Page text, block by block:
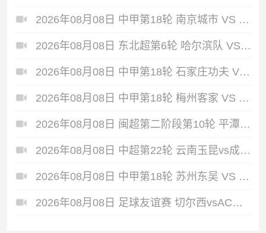
2026年08月08日 中甲第18轮 南京城市 VS 南通支云 全场录像
2026年08月08日 东北超第6轮 哈尔滨队 VS 通辽队 全场录像
2026年08月08日 中甲第18轮 石家庄功夫 VS 陕西联合 全场录像
2026年08月08日 中甲第18轮 梅州客家 VS 佛山南狮 全场录像
2026年08月08日 闽超第二阶段第10轮 平潭队 VS 漳州队 全场录像
2026年08月08日 中超第22轮 云南玉昆vs成都蓉城 全场录像
2026年08月08日 中甲第18轮 苏州东吴 VS 长春亚泰 全场录像
2026年08月08日 足球友谊赛 切尔西vsAC米兰 全场录像